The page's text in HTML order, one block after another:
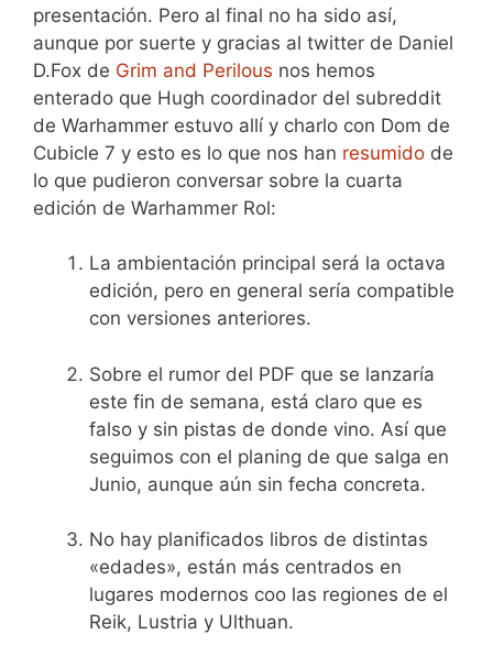
presentación. Pero al final no ha sido así,
aunque por suerte y gracias al twitter de Daniel
D.Fox de Grim and Perilous nos hemos
enterado que Hugh coordinador del subreddit
de Warhammer estuvo allí y charlo con Dom de
Cubicle 7 y esto es lo que nos han resumido de
lo que pudieron conversar sobre la cuarta
edición de Warhammer Rol:
La ambientación principal será la octava
edición, pero en general sería compatible
con versiones anteriores.
Sobre el rumor del PDF que se lanzaría
este fin de semana, está claro que es
falso y sin pistas de donde vino. Así que
seguimos con el planing de que salga en
Junio, aunque aún sin fecha concreta.
No hay planificados libros de distintas
«edades», están más centrados en
lugares modernos coo las regiones de el
Reik, Lustria y Ulthuan.